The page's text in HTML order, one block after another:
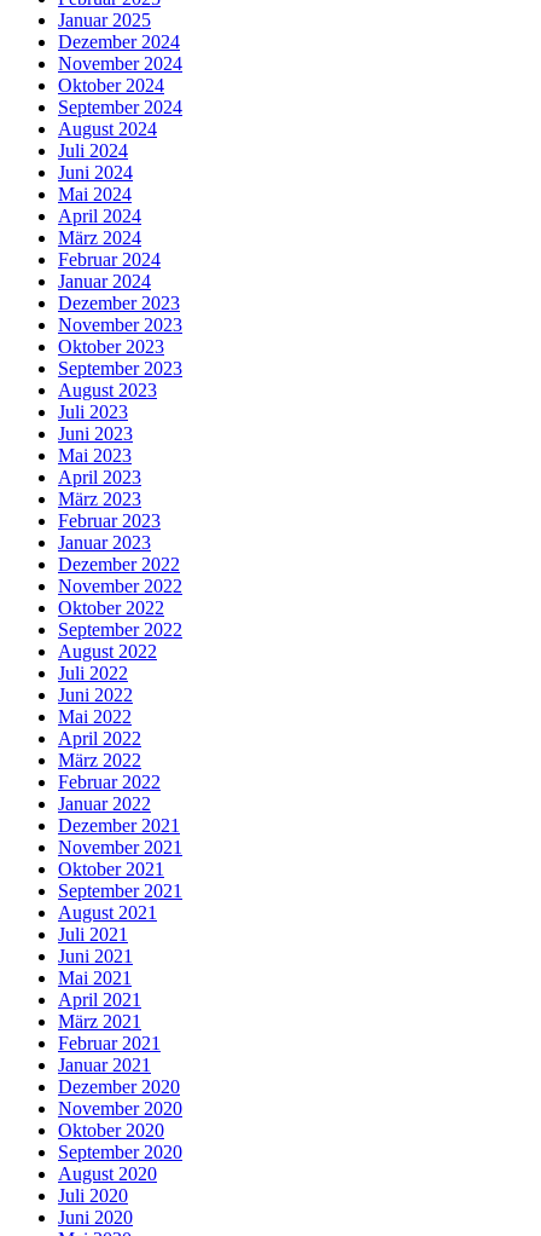
Januar 2025
Dezember 2024
November 2024
Oktober 2024
September 2024
August 2024
Juli 2024
Juni 2024
Mai 2024
April 2024
März 2024
Februar 2024
Januar 2024
Dezember 2023
November 2023
Oktober 2023
September 2023
August 2023
Juli 2023
Juni 2023
Mai 2023
April 2023
März 2023
Februar 2023
Januar 2023
Dezember 2022
November 2022
Oktober 2022
September 2022
August 2022
Juli 2022
Juni 2022
Mai 2022
April 2022
März 2022
Februar 2022
Januar 2022
Dezember 2021
November 2021
Oktober 2021
September 2021
August 2021
Juli 2021
Juni 2021
Mai 2021
April 2021
März 2021
Februar 2021
Januar 2021
Dezember 2020
November 2020
Oktober 2020
September 2020
August 2020
Juli 2020
Juni 2020